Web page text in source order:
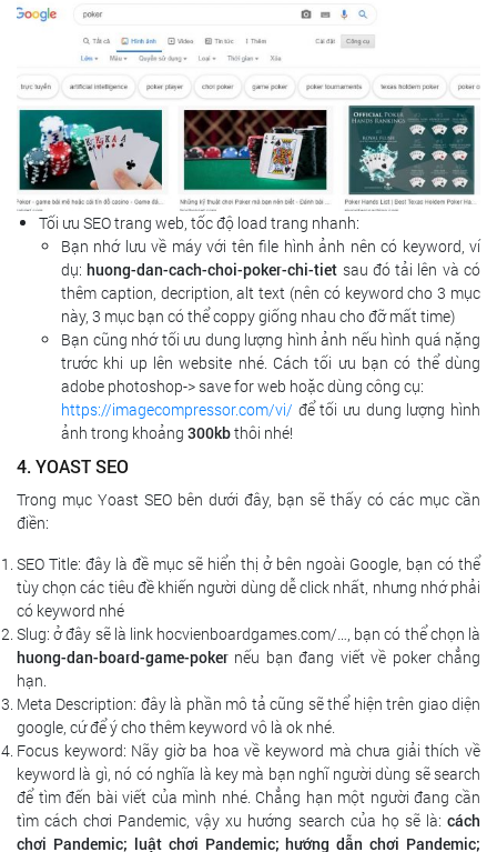
Tối ưu SEO trang web, tốc độ load trang nhanh:
Bạn nhớ lưu về máy với tên file hình ảnh nên có keyword, ví
dụ:huong-dan-cach-choi-poker-chi-tiet sau đó tải lên và có
thêm caption, decription, alt text (nên có keyword cho 3 mục
này, 3 mục bạn có thể coppy giống nhau cho đỡ mất time)
Bạn cũng nhớ tối ưu dung lượng hình ảnh nếu hình quá nặng
trước khi up lên website nhé. Cách tối ưu bạn có thể dùng
adobe photoshop-> save for web hoặc dùng công cụ:
https://imagecompressor.com/vi/ để tối ưu dung lượng hình
ảnh trong khoảng 300kbthôi nhé!
4. YOAST SEO
Trong mục Yoast SEO bên dưới đây, bạn sẽ thấy có các mục cần
điền:
SEO Title: đây là đề mục sẽ hiển thị ở bên ngoài Google, bạn có thể
tùy chọn các tiêu đề khiến người dùng dễ click nhất, nhưng nhớ phải
có keyword nhé
Slug: ở đây sẽ là link hocvienboardgames.com/…, bạn có thể chọn là
huong-dan-board-game-poker nếu bạn đang viết về poker chẳng
hạn.
Meta Description: đây là phần mô tả cũng sẽ thể hiện trên giao diện
google, cứ để ý cho thêm keyword vô là ok nhé.
Focus keyword: Nãy giờ ba hoa về keyword mà chưa giải thích về
keyword là gì, nó có nghĩa là key mà bạn nghĩ người dùng sẽ search
để tìm đến bài viết của mình nhé. Chẳng hạn một người đang cần
tìm cách chơi Pandemic, vậy xu hướng search của họ sẽ là: cách
chơi Pandemic; luật chơi Pandemic; hướng dẫn chơi Pandemic;